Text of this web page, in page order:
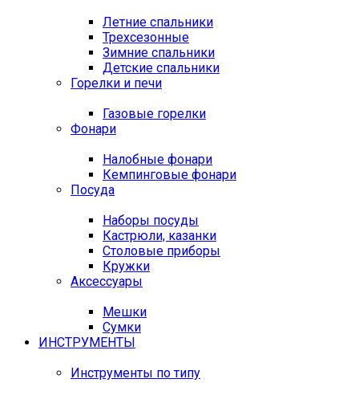
Летние спальники
Трехсезонные
Зимние спальники
Детские спальники
Горелки и печи
Газовые горелки
Фонари
Налобные фонари
Кемпинговые фонари
Посуда
Наборы посуды
Кастрюли, казанки
Столовые приборы
Кружки
Аксессуары
Мешки
Сумки
ИНСТРУМЕНТЫ
Инструменты по типу